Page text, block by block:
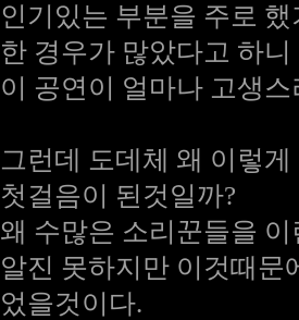
인기있는 부분을 주로
한 경우가 많았다고 하니
이 공연이 얼마나 고생
그런데 도데체 왜 이렇
첫걸음이 된것일까?
왜 수많은 소리꾼들을
알진 못하지만 이것때문
었을것이다.